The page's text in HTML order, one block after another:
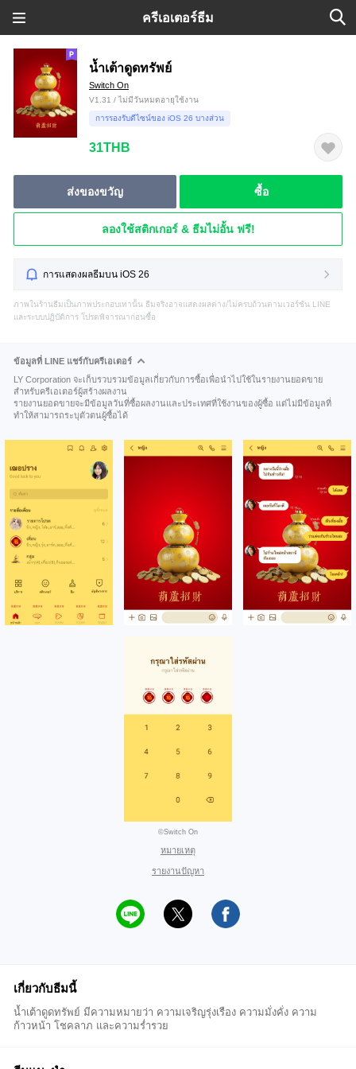
ครีเอเตอร์ธีม
น้ำเต้าดูดทรัพย์
Switch On
V1.31 / ไม่มีวันหมดอายุใช้งาน
การรองรับดีไซน์ของ iOS 26 บางส่วน
31THB
ส่งของขวัญ ซื้อ
ลองใช้สติกเกอร์ & ธีมไม่อั้น ฟรี!
การแสดงผลธีมบน iOS 26
ภาพในร้านธีมเป็นภาพประกอบเท่านั้น ธีมจริงอาจแสดงผลต่าง/ไม่ครบถ้วนตามเวอร์ชัน LINE
และระบบปฏิบัติการ โปรดพิจารณาก่อนซื้อ
ข้อมูลที่ LINE แชร์กับครีเอเตอร์
LY Corporation จะเก็บรวบรวมข้อมูลเกี่ยวกับการซื้อเพื่อนำไปใช้ในรายงานยอดขาย
สำหรับครีเอเตอร์ผู้สร้างผลงาน
รายงานยอดขายจะมีข้อมูลวันที่ซื้อผลงานและประเทศที่ใช้งานของผู้ซื้อ แต่ไม่มีข้อมูลที่
ทำให้สามารถระบุตัวตนผู้ซื้อได้
©Switch On
หมายเหตุ
รายงานปัญหา
เกี่ยวกับธีมนี้
น้ำเต้าดูดทรัพย์ มีความหมายว่า ความเจริญรุ่งเรือง ความมั่งคั่ง ความ
ก้าวหน้า โชคลาภ และความร่ำรวย